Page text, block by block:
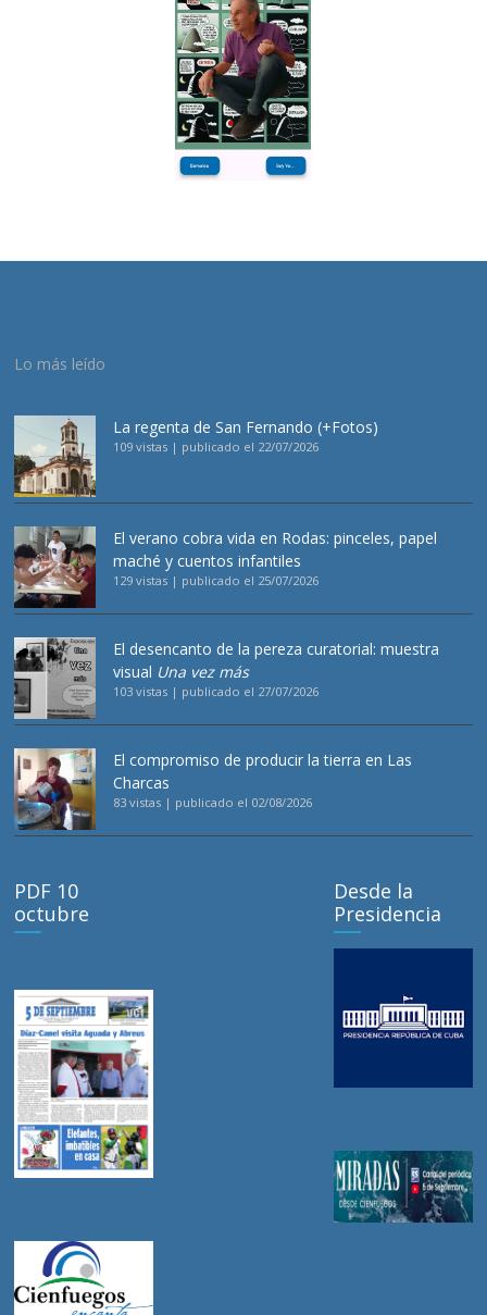
Lo más leído
La regenta de San Fernando (+Fotos)
109 vistas | publicado el 22/07/2026
El verano cobra vida en Rodas: pinceles, papel
maché y cuentos infantiles
129 vistas | publicado el 25/07/2026
El desencanto de la pereza curatorial: muestra
visual Una vez más
103 vistas | publicado el 27/07/2026
El compromiso de producir la tierra en Las
Charcas
83 vistas | publicado el 02/08/2026
PDF 10
octubre
Desde la
Presidencia